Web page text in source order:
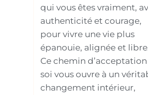
qui vous êtes vraiment,
authenticité et courage,
pour vivre une vie plus
épanouie, alignée et
Ce chemin
soi vous ouvre à un
changement intérieur,